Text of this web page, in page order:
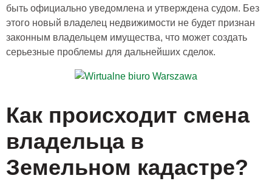
быть официально уведомлена и утверждена судом. Без
этого новый владелец недвижимости не будет признан
законным владельцем имущества, что может создать
серьезные проблемы для дальнейших сделок.
Как происходит смена
владельца в
Земельном кадастре?